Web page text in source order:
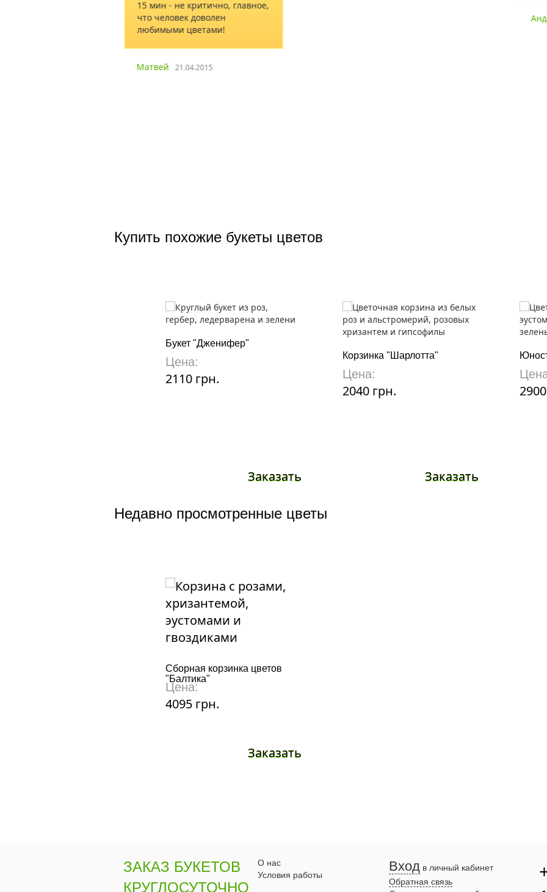
Купить похожие букеты цветов
Букет "Дженифер"
Цена:
2110 грн.
Заказать
Корзинка "Шарлотта"
Цена:
2040 грн.
Заказать
Недавно просмотренные цветы
Сборная корзинка цветов
"Балтика"
Цена:
4095 грн.
Заказать
ЗАКАЗ БУКЕТОВ
КРУГЛОСУТОЧНО
О нас
Условия работы
Вход в личный кабинет
Обратная связь